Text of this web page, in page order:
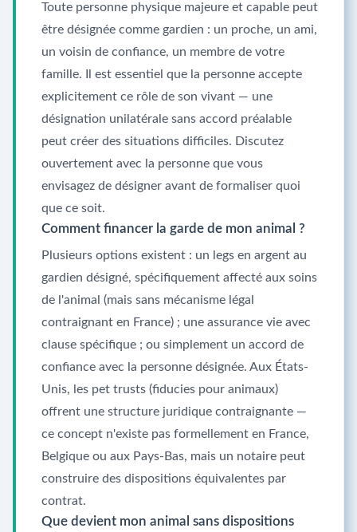
Toute personne physique majeure et capable peut
être désignée comme gardien : un proche, un ami,
un voisin de confiance, un membre de votre
famille. Il est essentiel que la personne accepte
explicitement ce rôle de son vivant — une
désignation unilatérale sans accord préalable
peut créer des situations difficiles. Discutez
ouvertement avec la personne que vous
envisagez de désigner avant de formaliser quoi
que ce soit.
Comment financer la garde de mon animal ?
Plusieurs options existent : un legs en argent au
gardien désigné, spécifiquement affecté aux soins
de l'animal (mais sans mécanisme légal
contraignant en France) ; une assurance vie avec
clause spécifique ; ou simplement un accord de
confiance avec la personne désignée. Aux États-
Unis, les pet trusts (fiducies pour animaux)
offrent une structure juridique contraignante —
ce concept n'existe pas formellement en France,
Belgique ou aux Pays-Bas, mais un notaire peut
construire des dispositions équivalentes par
contrat.
Que devient mon animal sans dispositions